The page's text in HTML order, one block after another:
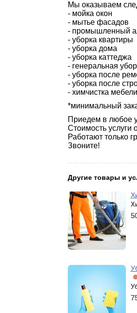
Мы оказываем
- мойка окон
- мытье фасадов
- промышленный
- уборка квартиры
- уборка дома
- уборка каттеджа
- генеральная
- уборка после
- уборка после
- химчистка мебели
*минимальный
Приедем в любое
Стоимость услуги
Работают только
Звоните!
Другие товары и